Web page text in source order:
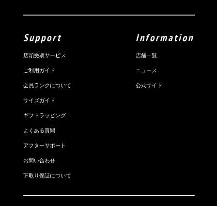
Support
店頭受取サービス
ご利用ガイド
会員ランクについて
サイズガイド
ギフトラッピング
よくある質問
アフターサポート
お問い合わせ
下取り保証について
Information
店舗一覧
ニュース
公式サイト